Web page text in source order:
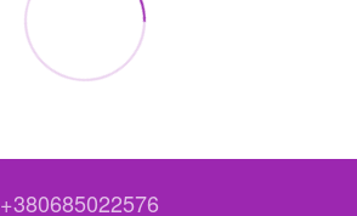
+380685022576